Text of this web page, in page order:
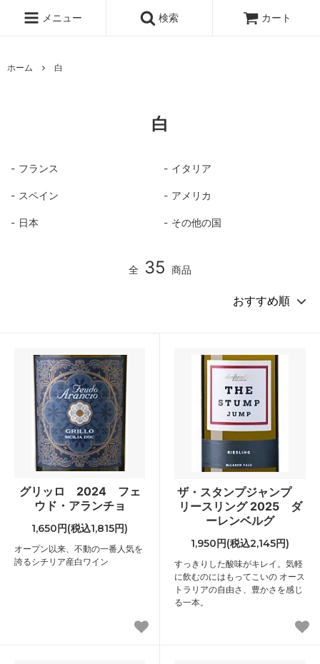
メニュー 検索 カート
ホーム 白
白
フランス イタリア
スペイン アメリカ
日本 その他の国
全 35 商品
グリッロ 2024 フェ
ウド・アランチョ
1,650円(税込1,815円)
オープン以来、不動の一番人気を
誇るシチリア産白ワイン
ザ・スタンプジャンプ
リースリング 2025 ダ
ーレンベルグ
1,950円(税込2,145円)
すっきりした酸味がキレイ。気軽
に飲むのにはもってこいの オース
トラリアの自由さ、豊かさを感じ
る一本。